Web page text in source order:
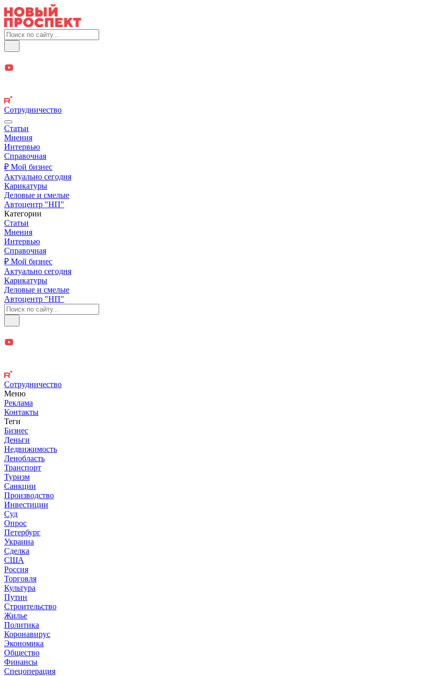
Сотрудничество
Статьи
Мнения
Интервью
Справочная
₽ Мой бизнес
Актуально сегодня
Карикатуры
Деловые и смелые
Автоцентр "НП"
Категории
Статьи
Мнения
Интервью
Справочная
₽ Мой бизнес
Актуально сегодня
Карикатуры
Деловые и смелые
Автоцентр "НП"
Сотрудничество
Меню
Реклама
Контакты
Теги
Бизнес
Деньги
Недвижимость
Ленобласть
Транспорт
Туризм
Санкции
Производство
Инвестиции
Суд
Опрос
Петербург
Украина
Сделка
США
Россия
Торговля
Культура
Путин
Строительство
Жилье
Политика
Коронавирус
Экономика
Общество
Финансы
Спецоперация